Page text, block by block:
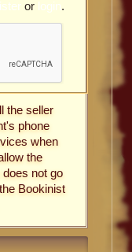
or login.
the seller
phone
when
the
not go
Bookinist